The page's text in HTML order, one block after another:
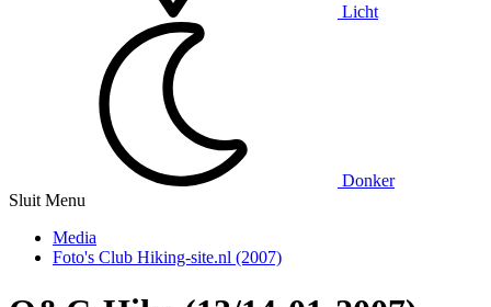
Licht
Donker
Sluit Menu
Media
Foto's Club Hiking-site.nl (2007)